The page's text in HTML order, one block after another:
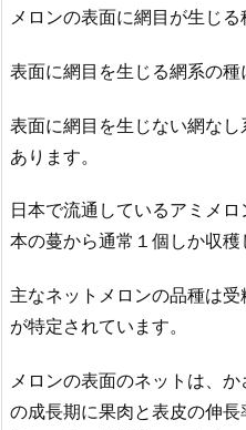
メロンの表面に網目が生じる
表面に網目を生じる網系の種
表面に網目を生じない網な
あります。
日本で流通しているアミメ
本の蔓から通常１個しか収穫
主なネットメロンの品種は
が特定されています。
メロンの表面のネットは、
の成長期に果肉と表皮の伸